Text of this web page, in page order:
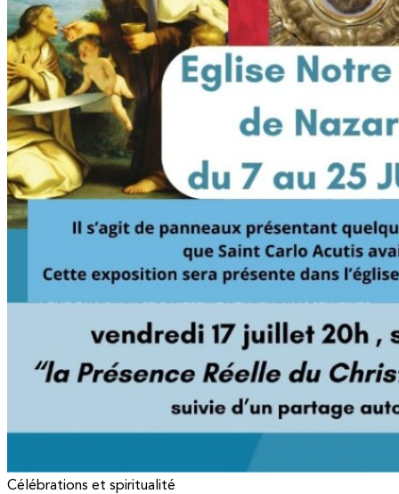
Célébrations et spiritualité